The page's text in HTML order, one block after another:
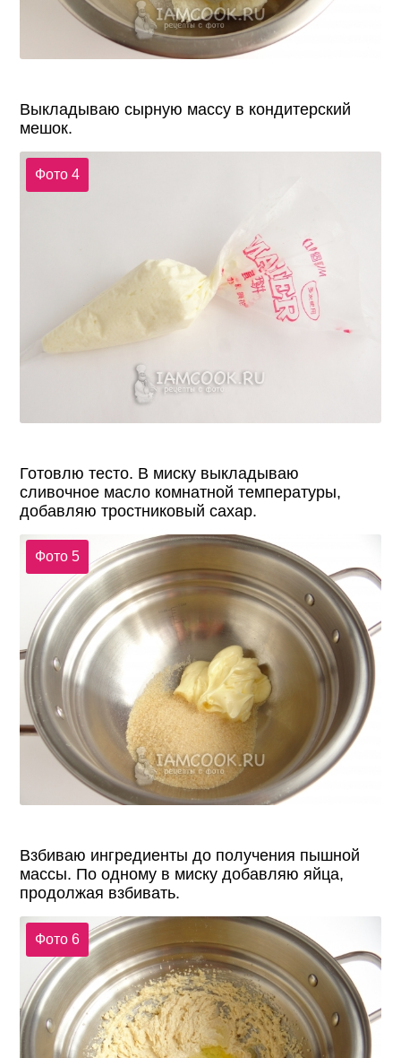
Выкладываю сырную массу в кондитерский
мешок.
Фото 4
Готовлю тесто. В миску выкладываю
сливочное масло комнатной температуры,
добавляю тростниковый сахар.
Фото 5
Взбиваю ингредиенты до получения пышной
массы. По одному в миску добавляю яйца,
продолжая взбивать.
Фото 6